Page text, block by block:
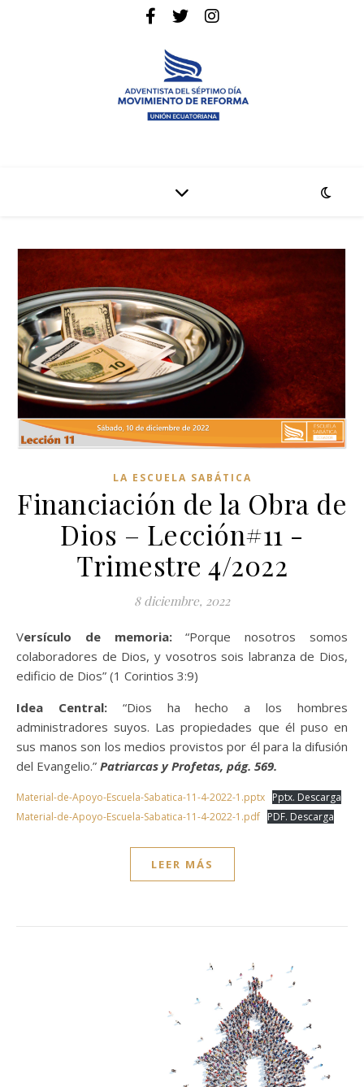
LA ESCUELA SABÁTICA
Financiación de la Obra de
Dios – Lección#11 -
Trimestre 4/2022
8 diciembre, 2022
Versículo de memoria:“Porque nosotros somos
colaboradores de Dios, y vosotros sois labranza de Dios,
edificio de Dios” (1 Corintios 3:9)
Idea Central: “Dios ha hecho a los hombres
administradores suyos. Las propiedades que él puso en
sus manos son los medios provistos por él para la difusión
del Evangelio.” Patriarcas y Profetas, pág. 569.
Material-de-Apoyo-Escuela-Sabatica-11-4-2022-1.pptx Pptx. Descarga
Material-de-Apoyo-Escuela-Sabatica-11-4-2022-1.pdf PDF. Descarga
LEER MÁS